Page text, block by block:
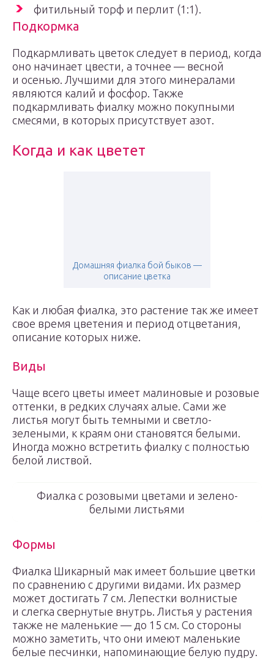
фитильный торф и перлит (1:1).
Подкормка
Подкармливать цветок следует в период, когда
оно начинает цвести, а точнее — весной
и осенью. Лучшими для этого минералами
являются калий и фосфор. Также
подкармливать фиалку можно покупными
смесями, в которых присутствует азот.
Когда и как цветет
Домашняя фиалка бой быков —
описание цветка
Как и любая фиалка, это растение так же имеет
свое время цветения и период отцветания,
описание которых ниже.
Виды
Чаще всего цветы имеет малиновые и розовые
оттенки, в редких случаях алые. Сами же
листья могут быть темными и светло-
зелеными, к краям они становятся белыми.
Иногда можно встретить фиалку с полностью
белой листвой.
Фиалка с розовыми цветами и зелено-
белыми листьями
Формы
Фиалка Шикарный мак имеет большие цветки
по сравнению с другими видами. Их размер
может достигать 7 см. Лепестки волнистые
и слегка свернутые внутрь. Листья у растения
также не маленькие — до 15 см. Со стороны
можно заметить, что они имеют маленькие
белые песчинки, напоминающие белую пудру.